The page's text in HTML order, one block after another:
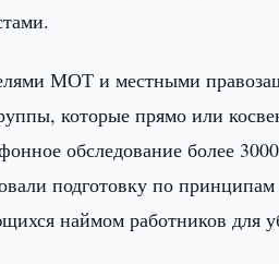
МОТ и местными
которые прямо или
обследование более
подготовку по
наймом работников для